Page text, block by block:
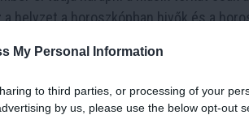
My Personal Information
to third parties, or processing of your
by us, please use the below opt-out
helyzet a horoszkópban hivők és a
oltásellenesek között).
sokszor, hogy egyáltalán mit is jelent
a jobboldaliság fogalma (videóban ITT